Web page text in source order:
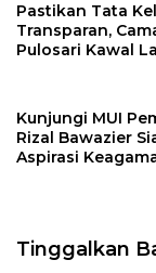
Pastikan Tata
Transparan,
Pulosari Kawal
Kunjungi MUI
Rizal Bawazier
Aspirasi
Tinggalkan